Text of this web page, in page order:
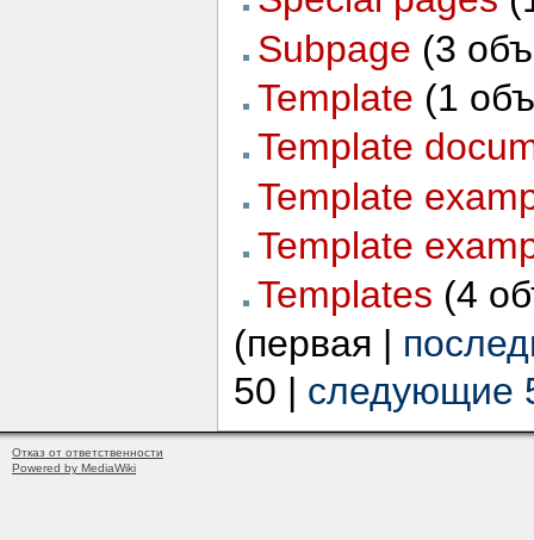
Subpage (3
Template (1
Template
Template
Template
Templates (4
(первая |
50 | следующие
Отказ от ответственности
Powered by MediaWiki